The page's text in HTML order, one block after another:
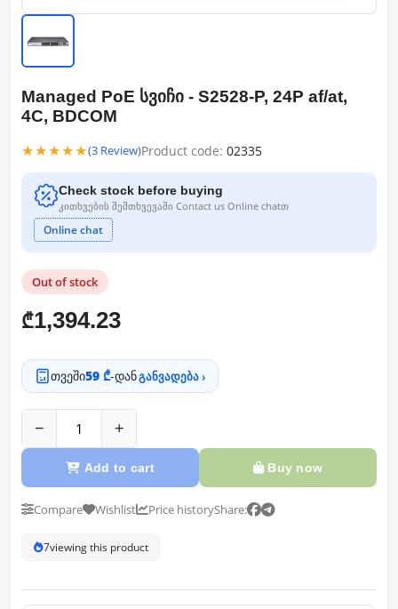
Managed PoE სვიჩი - S2528-P, 24P af/at,
4C, BDCOM
★★★★★(3 Review)Product code: 02335
Check stock before buying
კითხვების შემთხვევაში Contact us Online chatთ
Online chat
Out of stock
₾1,394.23
თვეში59 ₾-დანგანვადება ›
− +
Add to cart Buy now
Compare Wishlist Price historyShare:
7viewing this product